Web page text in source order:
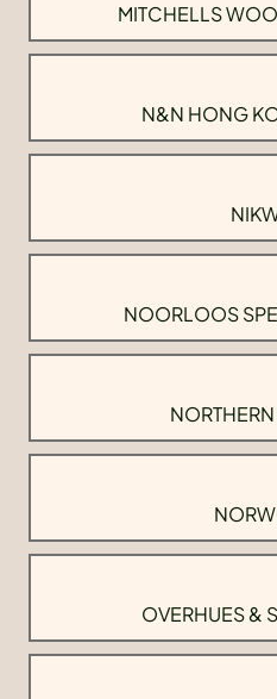
MITCHELLS
N&N HONG
NOORLOOS
OVERHUES &